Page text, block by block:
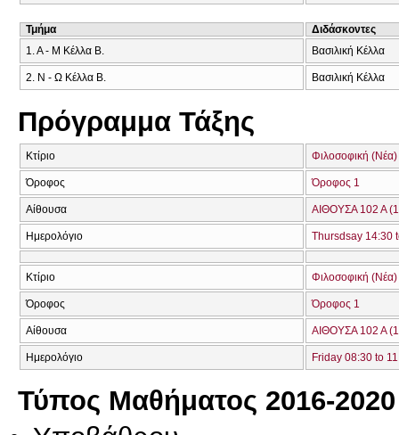
Τμήμα
Διδάσκοντες
1. Α - Μ Κέλλα Β.
Βασιλική Κέλλα
2. Ν - Ω Κέλλα Β. Βασιλική Κέλλα
Πρόγραμμα Τάξης
Κτίριο Φιλοσοφική (Νέα)
Όροφος Όροφος 1
Αίθουσα ΑΙΘΟΥΣΑ 102 Α
Ημερολόγιο Thursdsay 14:30
Κτίριο Φιλοσοφική (Νέα)
Όροφος Όροφος 1
Αίθουσα ΑΙΘΟΥΣΑ 102 Α
Ημερολόγιο Friday 08:30 to
Τύπος Μαθήματος 2016-2020